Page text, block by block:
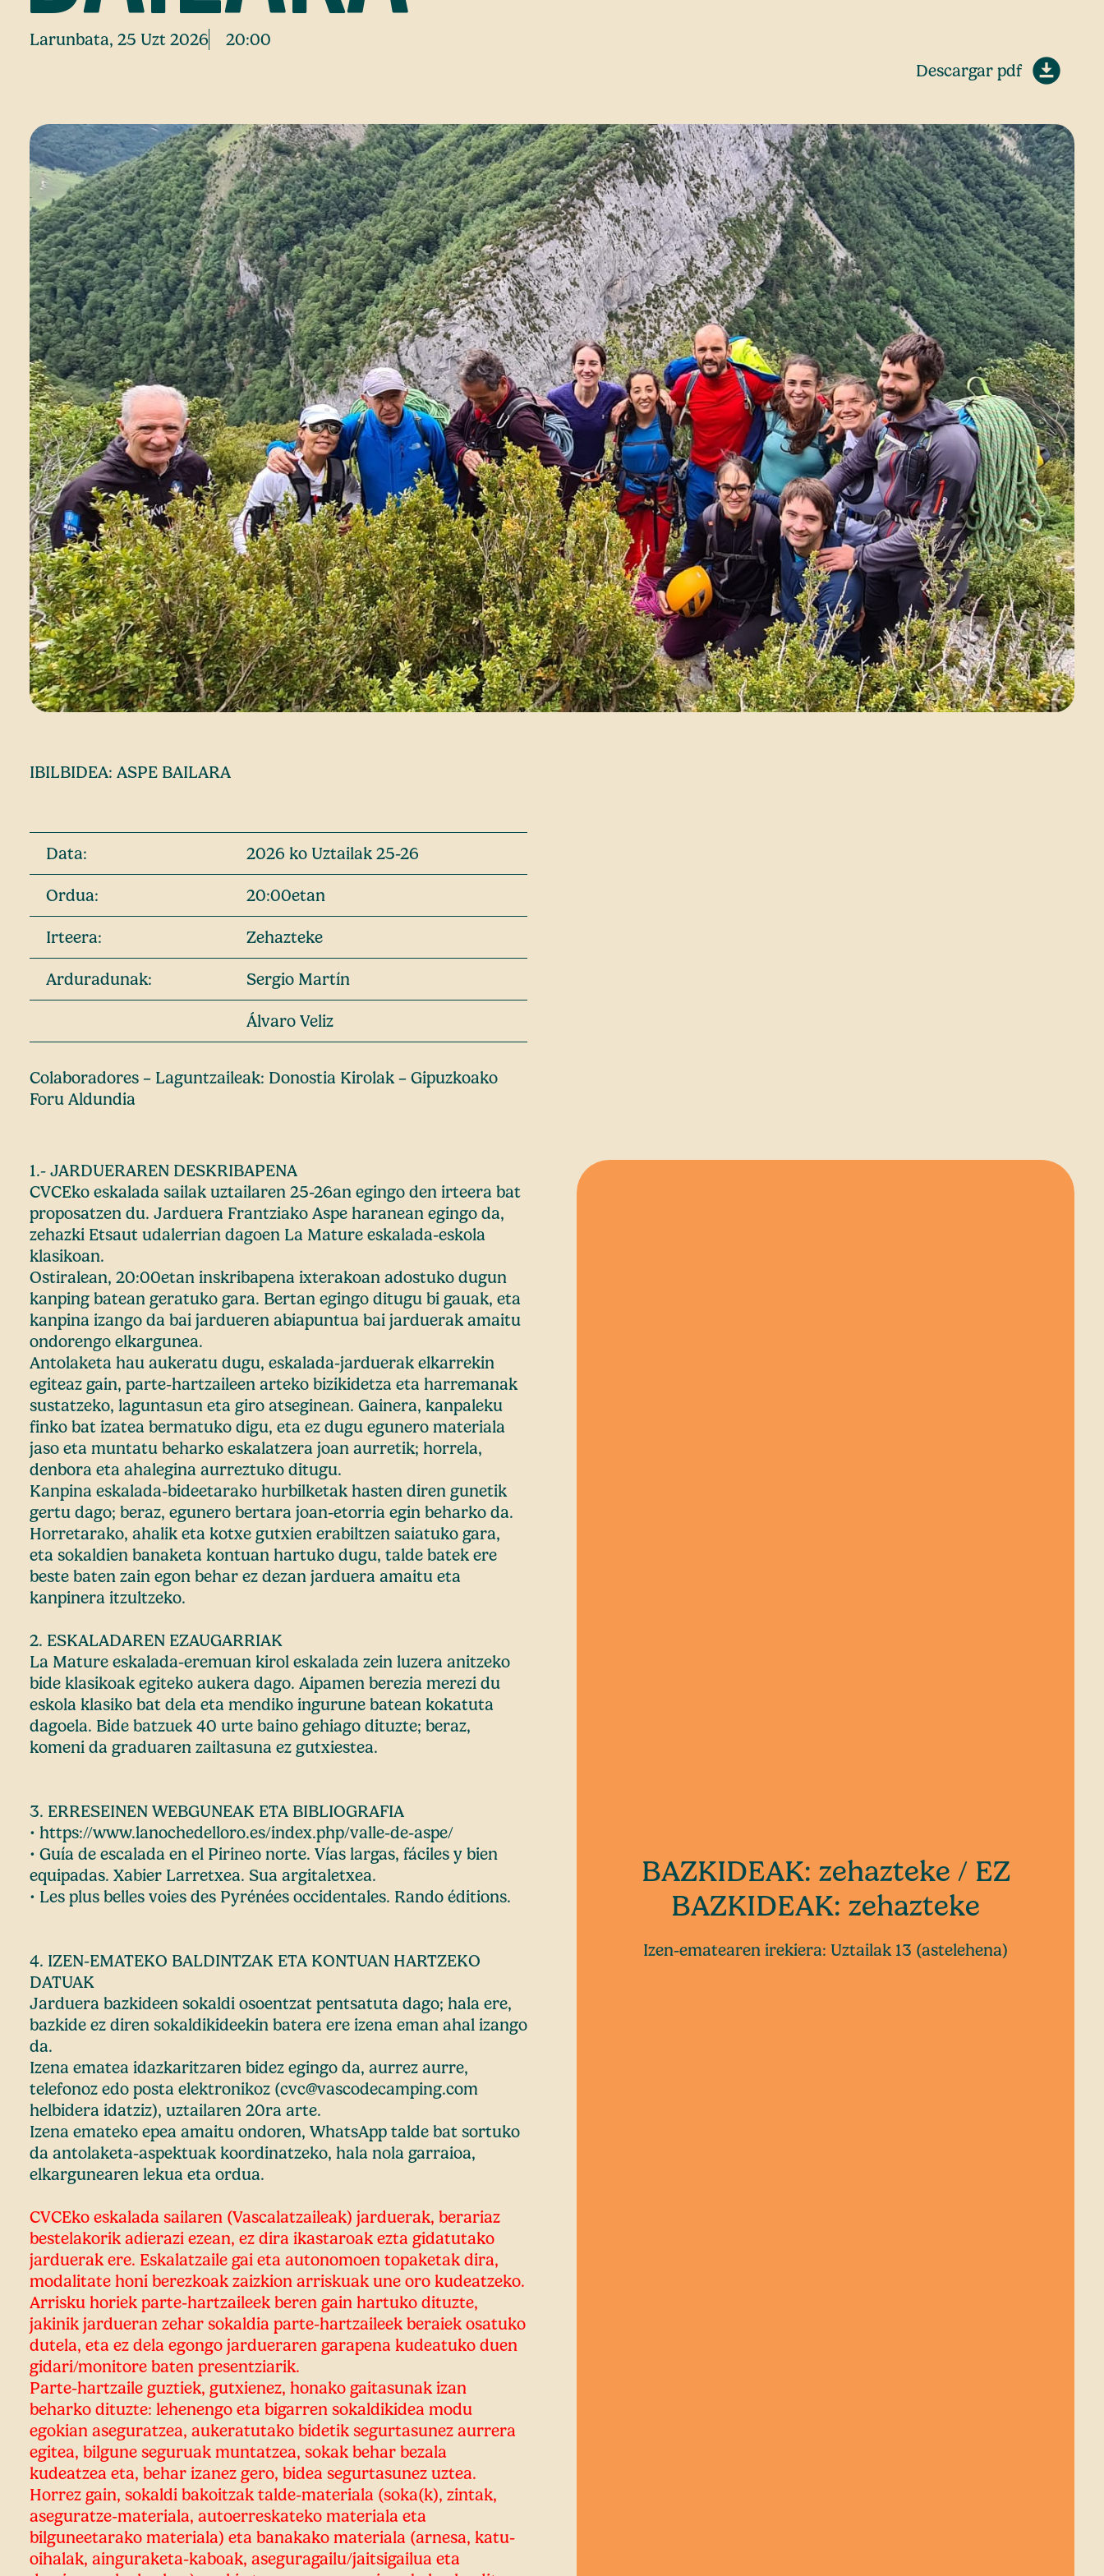
Larunbata, 25 Uzt 2026
20:00
Descargar pdf
IBILBIDEA: ASPE BAILARA
Data: 2026 ko Uztailak 25-26
Ordua: 20:00etan
Irteera: Zehazteke
Arduradunak: Sergio Martín
Álvaro Veliz
Colaboradores – Laguntzaileak: Donostia Kirolak – Gipuzkoako
Foru Aldundia
1.- JARDUERAREN DESKRIBAPENA
CVCEko eskalada sailak uztailaren 25-26an egingo den irteera bat
proposatzen du. Jarduera Frantziako Aspe haranean egingo da,
zehazki Etsaut udalerrian dagoen La Mature eskalada-eskola
klasikoan.
Ostiralean, 20:00etan inskribapena ixterakoan adostuko dugun
kanping batean geratuko gara. Bertan egingo ditugu bi gauak, eta
kanpina izango da bai jardueren abiapuntua bai jarduerak amaitu
ondorengo elkargunea.
Antolaketa hau aukeratu dugu, eskalada-jarduerak elkarrekin
egiteaz gain, parte-hartzaileen arteko bizikidetza eta harremanak
sustatzeko, laguntasun eta giro atseginean. Gainera, kanpaleku
finko bat izatea bermatuko digu, eta ez dugu egunero materiala
jaso eta muntatu beharko eskalatzera joan aurretik; horrela,
denbora eta ahalegina aurreztuko ditugu.
Kanpina eskalada-bideetarako hurbilketak hasten diren gunetik
gertu dago; beraz, egunero bertara joan-etorria egin beharko da.
Horretarako, ahalik eta kotxe gutxien erabiltzen saiatuko gara,
eta sokaldien banaketa kontuan hartuko dugu, talde batek ere
beste baten zain egon behar ez dezan jarduera amaitu eta
kanpinera itzultzeko.
2. ESKALADAREN EZAUGARRIAK
La Mature eskalada-eremuan kirol eskalada zein luzera anitzeko
bide klasikoak egiteko aukera dago. Aipamen berezia merezi du
eskola klasiko bat dela eta mendiko ingurune batean kokatuta
dagoela. Bide batzuek 40 urte baino gehiago dituzte; beraz,
komeni da graduaren zailtasuna ez gutxiestea.
3. ERRESEINEN WEBGUNEAK ETA BIBLIOGRAFIA
• https://www.lanochedelloro.es/index.php/valle-de-aspe/
• Guía de escalada en el Pirineo norte. Vías largas, fáciles y bien
equipadas. Xabier Larretxea. Sua argitaletxea.
• Les plus belles voies des Pyrénées occidentales. Rando éditions.
4. IZEN-EMATEKO BALDINTZAK ETA KONTUAN HARTZEKO
DATUAK
Jarduera bazkideen sokaldi osoentzat pentsatuta dago; hala ere,
bazkide ez diren sokaldikideekin batera ere izena eman ahal izango
da.
Izena ematea idazkaritzaren bidez egingo da, aurrez aurre,
telefonoz edo posta elektronikoz (cvc@vascodecamping.com
helbidera idatziz), uztailaren 20ra arte.
Izena emateko epea amaitu ondoren, WhatsApp talde bat sortuko
da antolaketa-aspektuak koordinatzeko, hala nola garraioa,
elkargunearen lekua eta ordua.
CVCEko eskalada sailaren (Vascalatzaileak) jarduerak, berariaz
bestelakorik adierazi ezean, ez dira ikastaroak ezta gidatutako
jarduerak ere. Eskalatzaile gai eta autonomoen topaketak dira,
modalitate honi berezkoak zaizkion arriskuak une oro kudeatzeko.
Arrisku horiek parte-hartzaileek beren gain hartuko dituzte,
jakinik jardueran zehar sokaldia parte-hartzaileek beraiek osatuko
dutela, eta ez dela egongo jardueraren garapena kudeatuko duen
gidari/monitore baten presentziarik.
Parte-hartzaile guztiek, gutxienez, honako gaitasunak izan
beharko dituzte: lehenengo eta bigarren sokaldikidea modu
egokian aseguratzea, aukeratutako bidetik segurtasunez aurrera
egitea, bilgune seguruak muntatzea, sokak behar bezala
kudeatzea eta, behar izanez gero, bidea segurtasunez uztea.
Horrez gain, sokaldi bakoitzak talde-materiala (soka(k), zintak,
aseguratze-materiala, autoerreskateko materiala eta
bilguneetarako materiala) eta banakako materiala (arnesa, katu-
oihalak, ainguraketa-kaboak, aseguragailu/jaitsigailua eta
BAZKIDEAK: zehazteke / EZ
BAZKIDEAK: zehazteke
Izen-ematearen irekiera: Uztailak 13 (astelehena)